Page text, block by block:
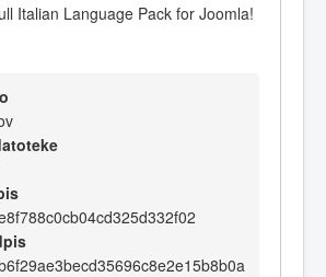
Italian Language Pack for Joomla!